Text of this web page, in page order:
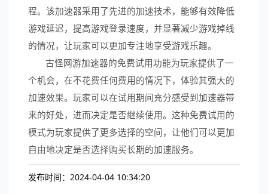
程。该加速器采用了先进的加速技术，能够有效降低
游戏延迟，提高游戏登录速度，并显著减少游戏掉线
的情况，让玩家可以更加专注地享受游戏乐趣。
古怪网游加速器的免费试用功能为玩家提供了一
个机会，在不花费任何费用的情况下，体验其强大的
加速效果。玩家可以在试用期间充分感受到加速器带
来的好处，进而决定是否继续使用。这种免费试用的
模式为玩家提供了更多选择的空间，让他们可以更加
自由地决定是否选择购买长期的加速服务。
发布时间：2024-04-04 10:34:20